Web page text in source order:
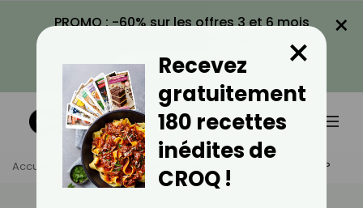
PROMO : -60% sur les offres 3 et 6 mois
VOIR LA PROMO
×
Accueil Actus Beauté Quel Est Mon Type De Peau ?
Recevez
gratuitement
180 recettes
inédites de
CROQ !
×